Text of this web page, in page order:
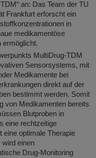
an: Das Team der TU
Frankfurt erforscht ein
in
medikamentöse
ermöglicht.
MultiDrug-TDM
Sensorsystems, mit
Medikamente bei
direkt auf der
bestimmt werden. Somit
von Medikamenten bereits
Blutproben in
eine rechtzeitige
eine optimale Therapie
wird einen
Drug-Monitoring